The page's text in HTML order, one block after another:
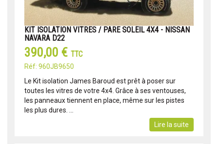
KIT ISOLATION VITRES / PARE SOLEIL 4X4 - NISSAN
NAVARA D22
390,00 € TTC
Réf: 960JB9650
Le Kit isolation James Baroud est prêt à poser sur
toutes les vitres de votre 4x4. Grâce à ses ventouses,
les panneaux tiennent en place, même sur les pistes
les plus dures. ...
Lire la suite